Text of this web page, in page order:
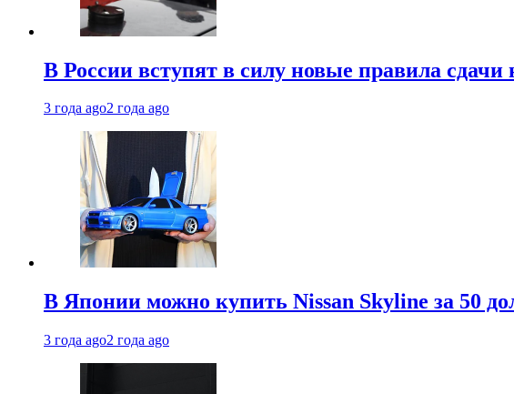
В России вступят в силу новые правила сдачи
3 года ago2 года ago
В Японии можно купить Nissan Skyline за 50
3 года ago2 года ago